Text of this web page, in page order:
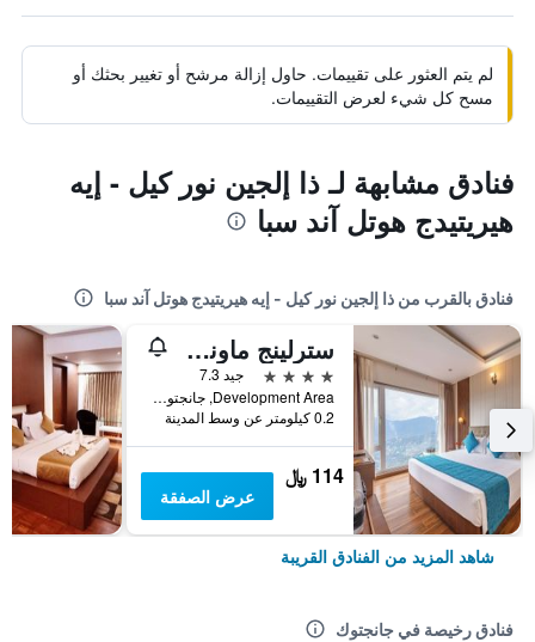
لم يتم العثور على تقييمات. حاول إزالة مرشح أو تغيير بحثك أو
مسح كل شيء لعرض التقييمات.
فنادق مشابهة لـ ذا إلجين نور كيل - إيه
هيريتيدج هوتل آند سبا
فنادق بالقرب من ذا إلجين نور كيل - إيه هيريتيدج هوتل آند سبا
سترلينج ماونت أوليف جانجتوك
4 نجوم
جيد 7.3
Development Area, جانجتوك, الهند
0.2 كيلومتر عن وسط المدينة
114 ﷼
عرض الصفقة
شاهد المزيد من الفنادق القريبة
فنادق رخيصة في جانجتوك